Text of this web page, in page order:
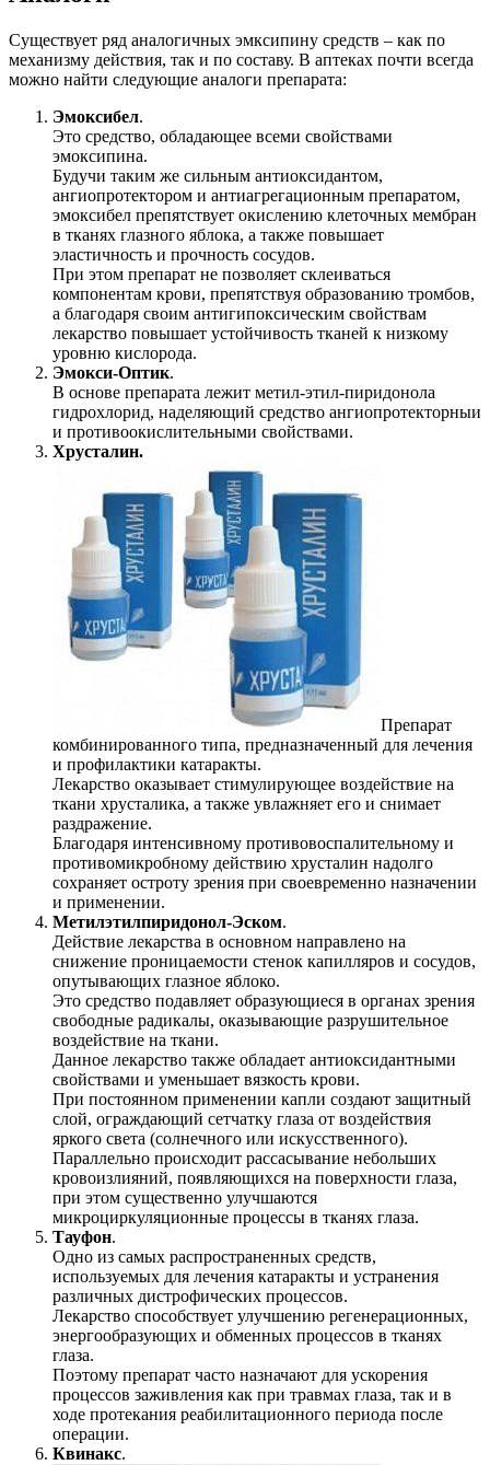
Существует ряд аналогичных эмксипину средств – как по
механизму действия, так и по составу. В аптеках почти всегда
можно найти следующие аналоги препарата:
Эмоксибел.
Это средство, обладающее всеми свойствами
эмоксипина.
Будучи таким же сильным антиоксидантом,
ангиопротектором и антиагрегационным препаратом,
эмоксибел препятствует окислению клеточных мембран
в тканях глазного яблока, а также повышает
эластичность и прочность сосудов.
При этом препарат не позволяет склеиваться
компонентам крови, препятствуя образованию тромбов,
а благодаря своим антигипоксическим свойствам
лекарство повышает устойчивость тканей к низкому
уровню кислорода.
Эмокси-Оптик.
В основе препарата лежит метил-этил-пиридонола
гидрохлорид, наделяющий средство ангиопротекторныи
и противоокислительными свойствами.
Хрусталин.
Препарат
комбинированного типа, предназначенный для лечения
и профилактики катаракты.
Лекарство оказывает стимулирующее воздействие на
ткани хрусталика, а также увлажняет его и снимает
раздражение.
Благодаря интенсивному противовоспалительному и
противомикробному действию хрусталин надолго
сохраняет остроту зрения при своевременно назначении
и применении.
Метилэтилпиридонол-Эском.
Действие лекарства в основном направлено на
снижение проницаемости стенок капилляров и сосудов,
опутывающих глазное яблоко.
Это средство подавляет образующиеся в органах зрения
свободные радикалы, оказывающие разрушительное
воздействие на ткани.
Данное лекарство также обладает антиоксидантными
свойствами и уменьшает вязкость крови.
При постоянном применении капли создают защитный
слой, ограждающий сетчатку глаза от воздействия
яркого света (солнечного или искусственного).
Параллельно происходит рассасывание небольших
кровоизлияний, появляющихся на поверхности глаза,
при этом существенно улучшаются
микроциркуляционные процессы в тканях глаза.
Тауфон.
Одно из самых распространенных средств,
используемых для лечения катаракты и устранения
различных дистрофических процессов.
Лекарство способствует улучшению регенерационных,
энергообразующих и обменных процессов в тканях
глаза.
Поэтому препарат часто назначают для ускорения
процессов заживления как при травмах глаза, так и в
ходе протекания реабилитационного периода после
операции.
Квинакс.